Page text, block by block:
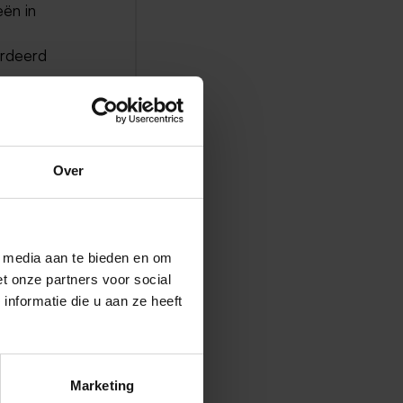
Over
aan te bieden en om
onze partners voor social
die u aan ze heeft
Marketing
in
zijn,